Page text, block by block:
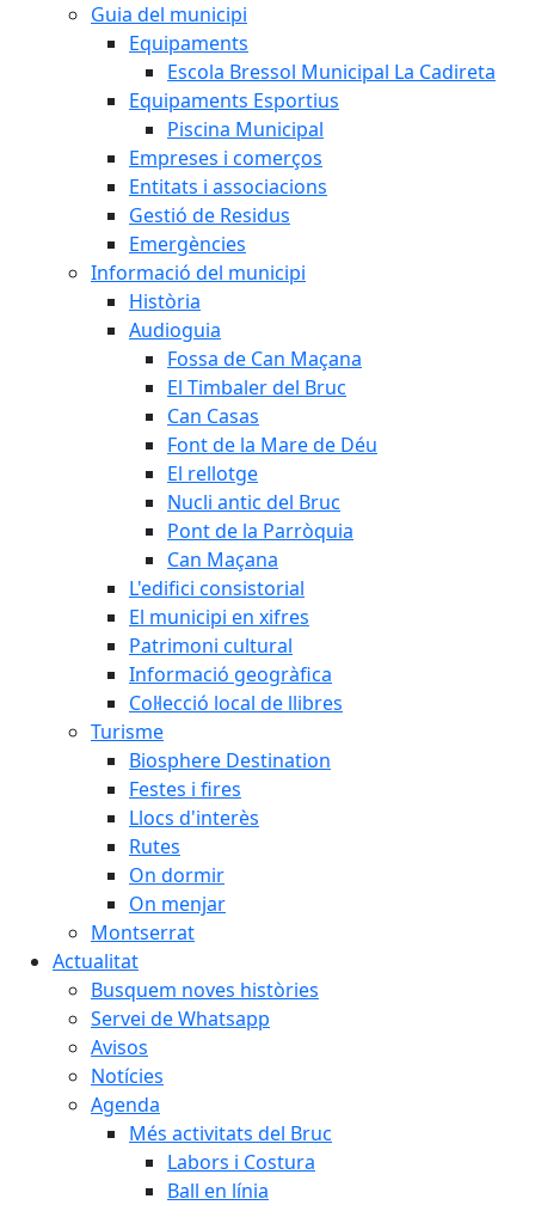
Guia del municipi
Equipaments
Escola Bressol Municipal La Cadireta
Equipaments Esportius
Piscina Municipal
Empreses i comerços
Entitats i associacions
Gestió de Residus
Emergències
Informació del municipi
Història
Audioguia
Fossa de Can Maçana
El Timbaler del Bruc
Can Casas
Font de la Mare de Déu
El rellotge
Nucli antic del Bruc
Pont de la Parròquia
Can Maçana
L'edifici consistorial
El municipi en xifres
Patrimoni cultural
Informació geogràfica
Col·lecció local de llibres
Turisme
Biosphere Destination
Festes i fires
Llocs d'interès
Rutes
On dormir
On menjar
Montserrat
Actualitat
Busquem noves històries
Servei de Whatsapp
Avisos
Notícies
Agenda
Més activitats del Bruc
Labors i Costura
Ball en línia